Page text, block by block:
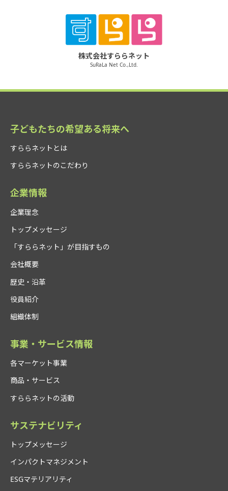
株式会社すららネット
SuRaLa Net Co.,Ltd.
子どもたちの希望ある将来へ
すららネットとは
すららネットのこだわり
企業情報
企業理念
トップメッセージ
「すららネット」が目指すもの
会社概要
歴史・沿革
役員紹介
組織体制
事業・サービス情報
各マーケット事業
商品・サービス
すららネットの活動
サステナビリティ
トップメッセージ
インパクトマネジメント
ESGマテリアリティ